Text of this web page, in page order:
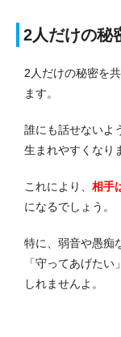
2人だけの秘
2人だけの秘密を
ます。
誰にも話せないよ
生まれやすくなり
これにより、 相手
になるでしょう。
特に、弱音や愚痴
「守ってあげた
しれませんよ。